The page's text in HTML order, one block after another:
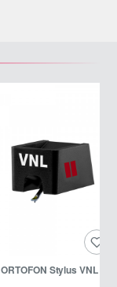
ORTOFON Stylus VNL \\